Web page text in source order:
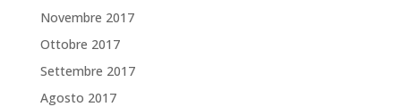
Novembre 2017
Ottobre 2017
Settembre 2017
Agosto 2017